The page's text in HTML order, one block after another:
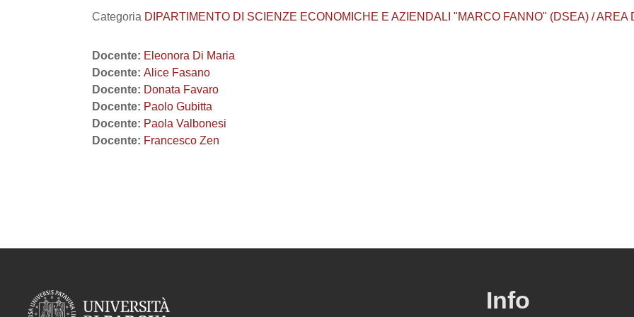
Categoria DIPARTIMENTO DI SCIENZE ECONOMICHE E AZIENDALI "MARCO FANNO" (DSEA) / AREA
Docente: Eleonora Di Maria
Docente: Alice Fasano
Docente: Donata Favaro
Docente: Paolo Gubitta
Docente: Paola Valbonesi
Docente: Francesco Zen
Info